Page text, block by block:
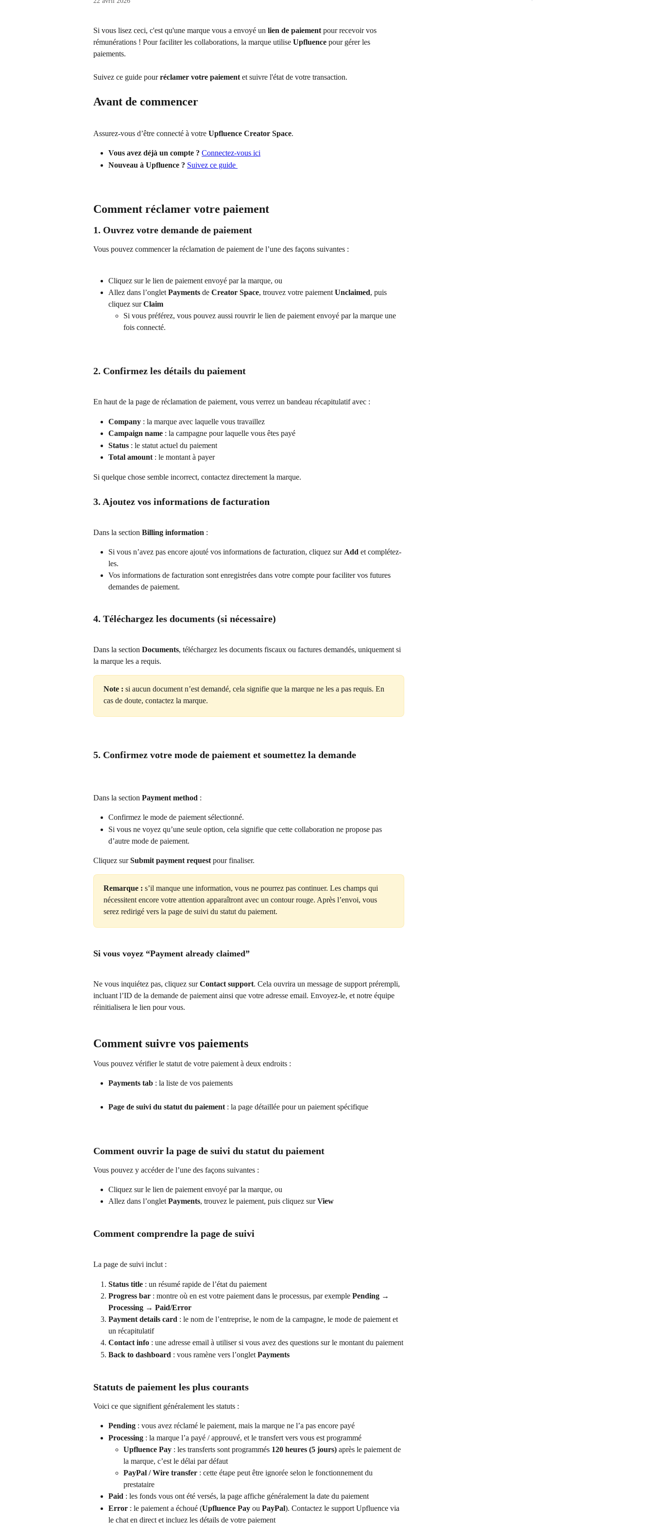
Si vous lisez ceci, c'est qu'une marque vous a envoyé un lien de paiement pour recevoir vos
rémunérations ! Pour faciliter les collaborations, la marque utilise Upfluence pour gérer les
paiements.
Suivez ce guide pour réclamer votre paiement et suivre l'état de votre transaction.
Avant de commencer
Assurez-vous d’être connecté à votre Upfluence Creator Space.
Vous avez déjà un compte ? Connectez-vous ici
Nouveau à Upfluence ? Suivez ce guide
Comment réclamer votre paiement
1. Ouvrez votre demande de paiement
Vous pouvez commencer la réclamation de paiement de l’une des façons suivantes :
Cliquez sur le lien de paiement envoyé par la marque, ou
Allez dans l’onglet Payments de Creator Space, trouvez votre paiement Unclaimed, puis
cliquez sur Claim
Si vous préférez, vous pouvez aussi rouvrir le lien de paiement envoyé par la marque une
fois connecté.
2. Confirmez les détails du paiement
En haut de la page de réclamation de paiement, vous verrez un bandeau récapitulatif avec :
Company : la marque avec laquelle vous travaillez
Campaign name : la campagne pour laquelle vous êtes payé
Status : le statut actuel du paiement
Total amount : le montant à payer
Si quelque chose semble incorrect, contactez directement la marque.
3. Ajoutez vos informations de facturation
Dans la section Billing information :
Si vous n’avez pas encore ajouté vos informations de facturation, cliquez sur Add et complétez-
les.
Vos informations de facturation sont enregistrées dans votre compte pour faciliter vos futures
demandes de paiement.
4. Téléchargez les documents (si nécessaire)
Dans la section Documents, téléchargez les documents fiscaux ou factures demandés, uniquement si
la marque les a requis.
Note : si aucun document n’est demandé, cela signifie que la marque ne les a pas requis. En
cas de doute, contactez la marque.
5. Confirmez votre mode de paiement et soumettez la demande
Dans la section Payment method :
Confirmez le mode de paiement sélectionné.
Si vous ne voyez qu’une seule option, cela signifie que cette collaboration ne propose pas
d’autre mode de paiement.
Cliquez sur Submit payment request pour finaliser.
Remarque : s’il manque une information, vous ne pourrez pas continuer. Les champs qui
nécessitent encore votre attention apparaîtront avec un contour rouge. Après l’envoi, vous
serez redirigé vers la page de suivi du statut du paiement.
Si vous voyez “Payment already claimed”
Ne vous inquiétez pas, cliquez sur Contact support. Cela ouvrira un message de support prérempli,
incluant l’ID de la demande de paiement ainsi que votre adresse email. Envoyez-le, et notre équipe
réinitialisera le lien pour vous.
Comment suivre vos paiements
Vous pouvez vérifier le statut de votre paiement à deux endroits :
Payments tab : la liste de vos paiements
Page de suivi du statut du paiement : la page détaillée pour un paiement spécifique
Comment ouvrir la page de suivi du statut du paiement
Vous pouvez y accéder de l’une des façons suivantes :
Cliquez sur le lien de paiement envoyé par la marque, ou
Allez dans l’onglet Payments, trouvez le paiement, puis cliquez sur View
Comment comprendre la page de suivi
La page de suivi inclut :
Status title : un résumé rapide de l’état du paiement
Progress bar : montre où en est votre paiement dans le processus, par exemple Pending →
Processing → Paid/Error
Payment details card : le nom de l’entreprise, le nom de la campagne, le mode de paiement et
un récapitulatif
Contact info : une adresse email à utiliser si vous avez des questions sur le montant du paiement
Back to dashboard : vous ramène vers l’onglet Payments
Statuts de paiement les plus courants
Voici ce que signifient généralement les statuts :
Pending : vous avez réclamé le paiement, mais la marque ne l’a pas encore payé
Processing : la marque l’a payé / approuvé, et le transfert vers vous est programmé
Upfluence Pay : les transferts sont programmés 120 heures (5 jours) après le paiement de
la marque, c’est le délai par défaut
PayPal / Wire transfer : cette étape peut être ignorée selon le fonctionnement du
prestataire
Paid : les fonds vous ont été versés, la page affiche généralement la date du paiement
Error : le paiement a échoué (Upfluence Pay ou PayPal). Contactez le support Upfluence via
le chat en direct et incluez les détails de votre paiement